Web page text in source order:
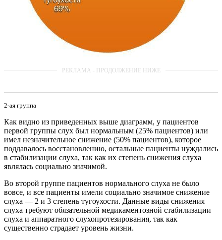
2-ая группа
Как видно из приведенных выше диаграмм, у пациентов
первой группы слух был нормальным (25% пациентов) или
имел незначительное снижение (50% пациентов), которое
поддавалось восстановлению, остальные пациенты нуждались
в стабилизации слуха, так как их степень снижения слуха
являлась социально значимой.
Во второй группе пациентов нормального слуха не было
вовсе, и все пациенты имели социально значимое снижение
слуха — 2 и 3 степень тугоухости. Данные виды снижения
слуха требуют обязательной медикаментозной стабилизации
слуха и аппаратного слухопротезирования, так как
существенно страдает уровень жизни.